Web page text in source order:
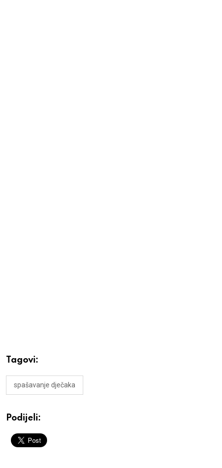
Tagovi:
spašavanje dječaka
Podijeli: